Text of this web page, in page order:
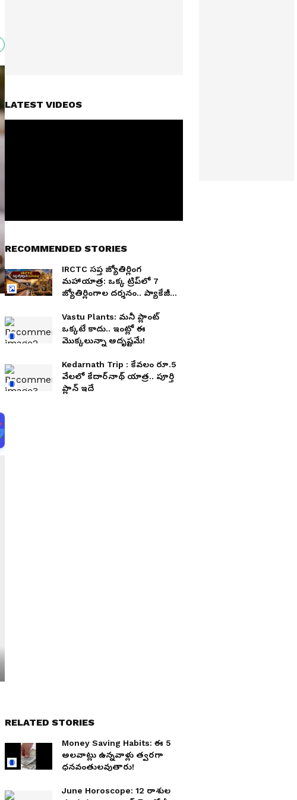
LATEST VIDEOS
RECOMMENDED STORIES
IRCTC సప్త జ్యోతిర్లింగ
మహాయాత్ర: ఒక్క ట్రిప్‌లో 7
జ్యోతిర్లింగాల దర్శనం.. ప్యాకేజీ
Vastu Plants: మనీ ప్లాంట్
ఒక్కటే కాదు.. ఇంట్లో ఈ
మొక్కలున్నా అదృష్టమే!
Kedarnath Trip : కేవలం రూ.5
వేలలో కేదార్‌నాథ్ యాత్ర.. పూర్తి
ప్లాన్ ఇదే
RELATED STORIES
Money Saving Habits: ఈ 5
అలవాట్లు ఉన్నవాళ్లు త్వరగా
ధనవంతులవుతారు!
June Horoscope: 12 రాశుల